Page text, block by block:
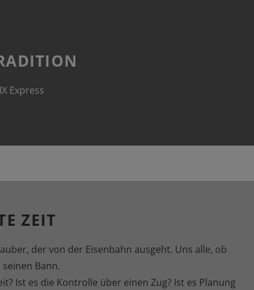
Express
ZEIT
der von der Eisenbahn ausgeht. Uns alle, ob
Bann.
Ist es die Kontrolle über einen Zug? Ist es Planung